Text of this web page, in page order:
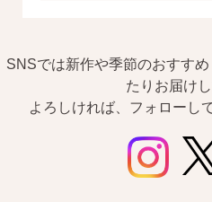
SNSでは新作や季節のおすす
たりお届け
よろしければ、フォローし